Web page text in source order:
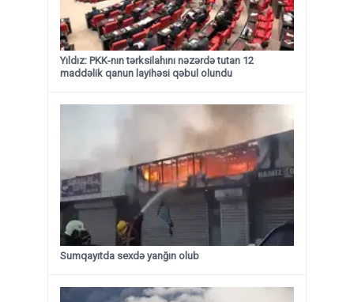
Yıldız: PKK-nın tərksilahını nəzərdə tutan 12
maddəlik qanun layihəsi qəbul olundu ​​​​​​​
Sumqayıtda sexdə yanğın olub